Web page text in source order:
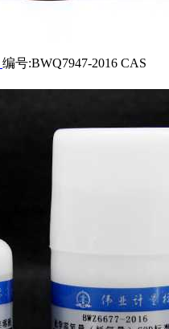
编号:BWQ7947-2016 CAS